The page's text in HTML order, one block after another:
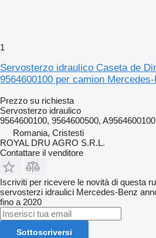
1
Servosterzo idraulico Caseta de
9564600100 per camion
Prezzo su richiesta
Servosterzo idraulico
9564600100, 9564600500,
Romania, Cristesti
ROYAL DRU AGRO S.R.L.
Contattare il venditore
Iscriviti per ricevere le novità di questa
servosterzi idraulici Mercedes-Benz
fino a 2020
Sottoscriversi